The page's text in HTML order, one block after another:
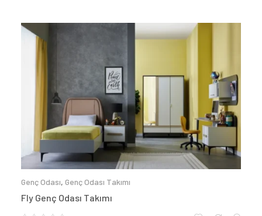
Genç Odası, Genç Odası Takımı
Fly Genç Odası Takımı